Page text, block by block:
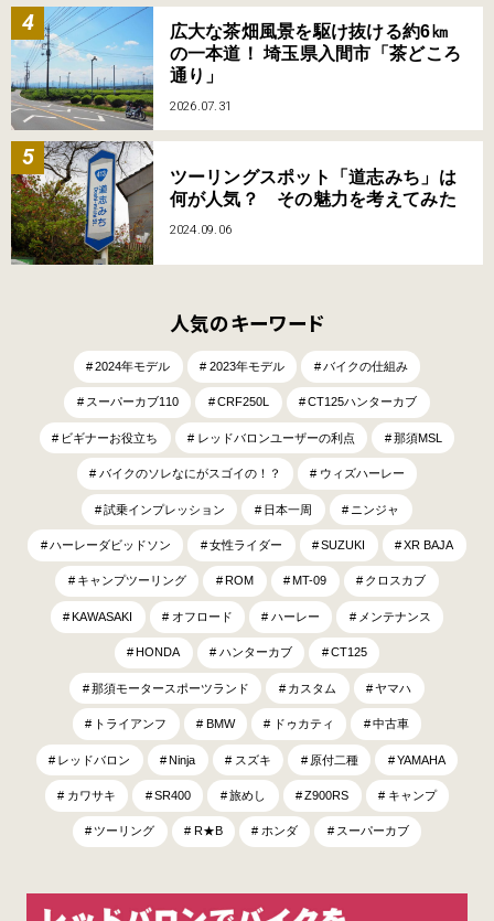
広大な茶畑風景を駆け抜ける約6㎞
の一本道！ 埼玉県入間市「茶どころ
通り」
2026.07.31
ツーリングスポット「道志みち」は
何が人気？ その魅力を考えてみた
2024.09.06
人気のキーワード
2024年モデル 2023年モデル バイクの仕組み
スーパーカブ110 CRF250L CT125ハンターカブ
ビギナーお役立ち レッドバロンユーザーの利点 那須MSL
バイクのソレなにがスゴイの！？ ウィズハーレー
試乗インプレッション 日本一周 ニンジャ
ハーレーダビッドソン 女性ライダー SUZUKI XR BAJA
キャンプツーリング ROM MT-09 クロスカブ
KAWASAKI オフロード ハーレー メンテナンス
HONDA ハンターカブ CT125
那須モータースポーツランド カスタム ヤマハ
トライアンフ BMW ドゥカティ 中古車
レッドバロン Ninja スズキ 原付二種 YAMAHA
カワサキ SR400 旅めし Z900RS キャンプ
ツーリング R★B ホンダ スーパーカブ